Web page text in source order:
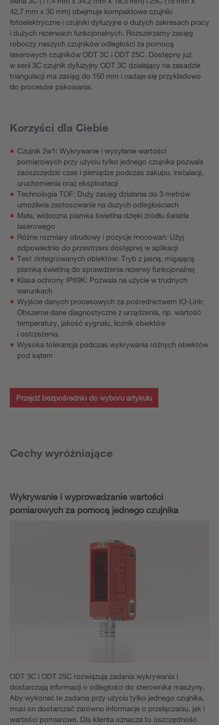
42,7 mm x 30 mm) obejmuje kompaktowe czujniki
fotoelektryczne i czujniki dyfuzyjne o dużych zakresach pracy
i dużych rezerwach funkcjonalnych. Rozszerzamy zasięg
roboczy naszych czujników odległości za pomocą
laserowych czujników ODT 3C i ODT 25C. Dostępny już
w serii 3C czujnik dyfuzyjny ODT 3C działający na zasadzie
triangulacji ma zasięg do 150 mm i nadaje się przykładowo
do procesów pakowania.
Korzyści dla Ciebie
Czujnik 2w1: Wykrywanie i wysyłanie wartości
pomiarowych przy użyciu tylko jednego czujnika pozwala
zaoszczędzić czas i pieniądze podczas zakupu, instalacji,
uruchomienia oraz eksploatacji
Technologia TOF: Duży zasięg działania do 3 metrów
umożliwia zastosowanie na dużych odległościach
Mała, widoczna plamka świetlna dzięki źródłu światła
laserowego
Różne rozmiary obudowy i pozycje mocowań: Użyj
odpowiednio do przestrzeni dostępnej w aplikacji
Test zintegrowanych obiektów: Tryb z jasną, migającą
plamką świetlną do sprawdzenia rezerwy funkcjonalnej
Klasa ochrony IP69K: Pozwala na użycie w trudnych
warunkach
Wyjście danych procesowych za pośrednictwem IO-Link:
Obszerne dane diagnostyczne z urządzenia, np. wartość
temperatury, jakość sygnału, licznik obiektów
i ostrzeżenia.
Wysoka tolerancja podczas wykrywania różnych obiektów
pod kątem
Przejdź bezpośrednio do wyboru artykułu
Cechy wyróżniające
Wykrywanie i wyprowadzanie wartości
pomiarowych za pomocą jednego czujnika
ODT 3C i ODT 25C rozwiązują zadania wykrywania i
dostarczają informacji o odległości do sterownika maszyny.
Aby wykonać te zadania przy użyciu tylko jednego czujnika,
musi on dostarczać zarówno informacje o przełączaniu, jak i
wartości pomiarowe. Dla klienta oznacza to oszczędność